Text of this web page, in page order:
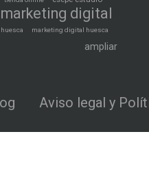
marketing digital
marketing digital huesca
ampliar
Aviso legal y